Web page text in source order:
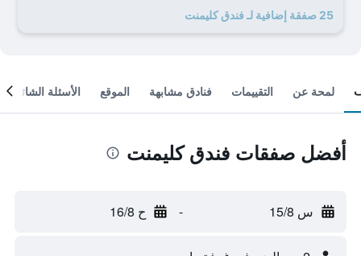
25 صفقة إضافية لـ فندق كليمنت
لمحة عن التقييمات فنادق مشابهة الموقع الأسئلة الشائعة
أفضل صفقات فندق كليمنت
س 15/8 - ح 16/8